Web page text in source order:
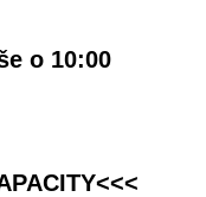
o 10:00